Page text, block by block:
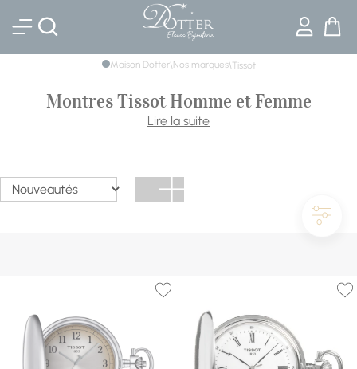
Bijouterie DOTTER
Maison Dotter\Nos marques\ Tissot
Montres Tissot Homme et Femme
Depuis 1853, Tissot rend l'horlogerie suisse accessible sans
élégantes comme l'Everytime aux automatiques comme
la Gentleman Powermatic 80 et sa réserve de marche de
Lire la suite